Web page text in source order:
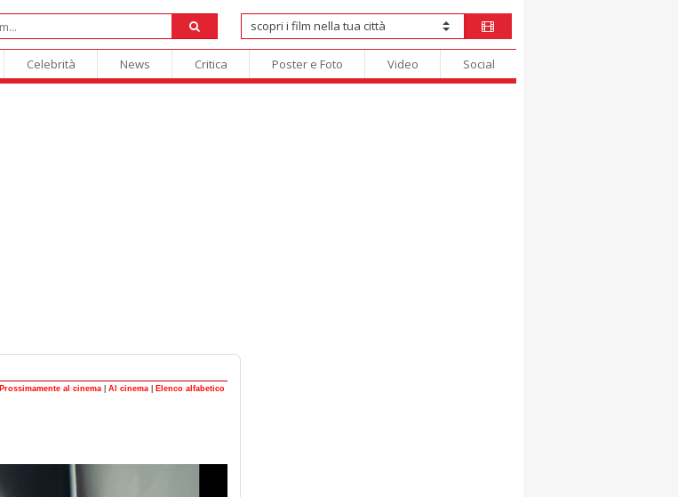
Celebrità News Critica Poster e Foto Video Social
Prossimamente al cinema Al cinema Elenco alfabetico